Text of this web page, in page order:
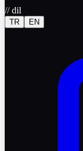
//dil
TR EN